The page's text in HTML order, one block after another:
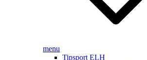
menu
Tipsport ELH